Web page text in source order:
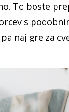
To boste
s
naj gre za